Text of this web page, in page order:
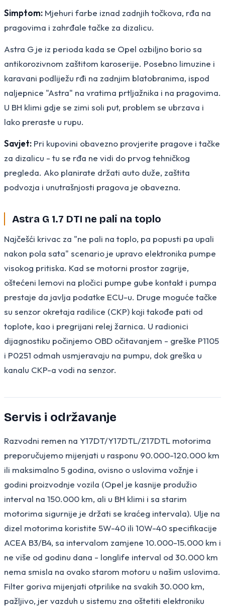
Simptom: Mjehuri farbe iznad zadnjih točkova, rđa na
pragovima i zahrđale tačke za dizalicu.
Astra G je iz perioda kada se Opel ozbiljno borio sa
antikorozivnom zaštitom karoserije. Posebno limuzine i
karavani podliježu rđi na zadnjim blatobranima, ispod
naljepnice "Astra" na vratima prtljažnika i na pragovima.
U BH klimi gdje se zimi soli put, problem se ubrzava i
lako preraste u rupu.
Savjet: Pri kupovini obavezno provjerite pragove i tačke
za dizalicu - tu se rđa ne vidi do prvog tehničkog
pregleda. Ako planirate držati auto duže, zaštita
podvozja i unutrašnjosti pragova je obavezna.
Astra G 1.7 DTI ne pali na toplo
Najčešći krivac za "ne pali na toplo, pa popusti pa upali
nakon pola sata" scenario je upravo elektronika pumpe
visokog pritiska. Kad se motorni prostor zagrije,
oštećeni lemovi na pločici pumpe gube kontakt i pumpa
prestaje da javlja podatke ECU-u. Druge moguće tačke
su senzor okretaja radilice (CKP) koji takođe pati od
toplote, kao i pregrijani relej žarnica. U radionici
dijagnostiku počinjemo OBD očitavanjem - greške P1105
i P0251 odmah usmjeravaju na pumpu, dok greška u
kanalu CKP-a vodi na senzor.
Servis i održavanje
Razvodni remen na Y17DT/Y17DTL/Z17DTL motorima
preporučujemo mijenjati u rasponu 90.000-120.000 km
ili maksimalno 5 godina, ovisno o uslovima vožnje i
godini proizvodnje vozila (Opel je kasnije produžio
interval na 150.000 km, ali u BH klimi i sa starim
motorima sigurnije je držati se kraćeg intervala). Ulje na
dizel motorima koristite 5W-40 ili 10W-40 specifikacije
ACEA B3/B4, sa intervalom zamjene 10.000-15.000 km i
ne više od godinu dana - longlife interval od 30.000 km
nema smisla na ovako starom motoru u našim uslovima.
Filter goriva mijenjati otprilike na svakih 30.000 km,
pažljivo, jer vazduh u sistemu zna oštetiti elektroniku